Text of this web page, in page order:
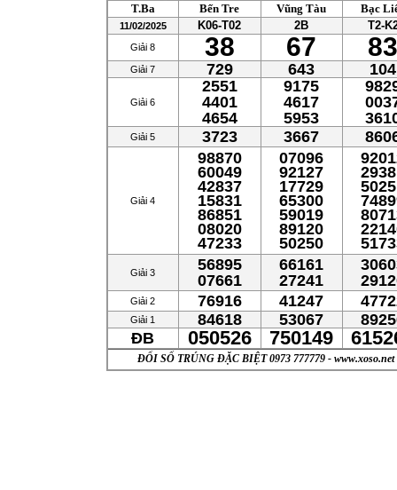
T.Ba
11/02/2025
Giải 8
Giải 7
Giải 6
Giải 5
Giải 4
Giải 3
Giải 2
Giải 1
ĐB
Bến Tre
K06-T02
38
729
2551
4401
4654
3723
98870
60049
42837
15831
86851
08020
47233
56895
07661
76916
84618
050526
Vũng Tàu
2B
67
643
9175
4617
5953
3667
07096
92127
17729
65300
59019
89120
50250
66161
27241
41247
53067
750149
Bạc
T2-
83
104
ĐỔI SỐ TRÚNG ĐẶC BIỆT 0973 777779 - www.xoso.net